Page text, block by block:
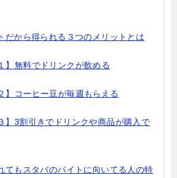
だから得られる３つのメリットとは
】無料でドリンクが飲める
】コーヒー豆が毎週もらえる
】3割引きでドリンクや商品が購入で
てもスタバのバイトに向いてる人の特